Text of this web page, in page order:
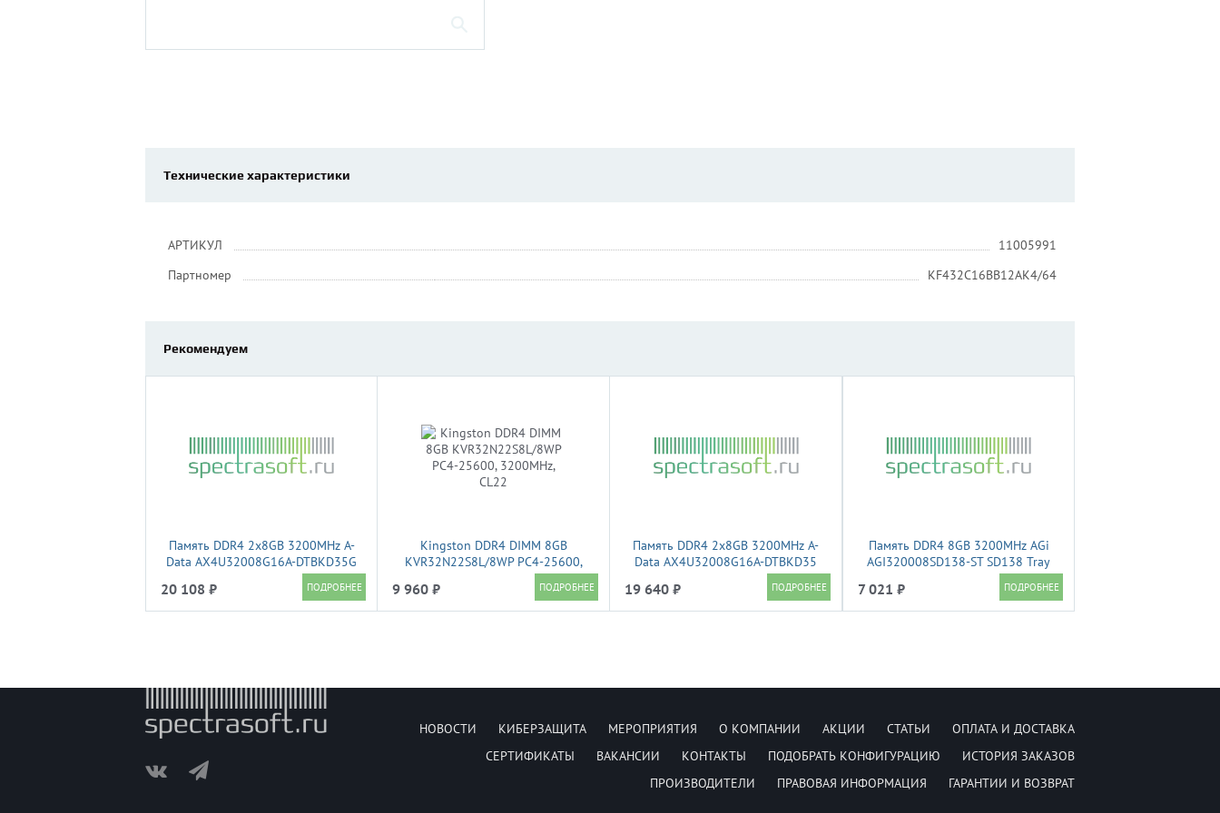
Технические характеристики
АРТИКУЛ
11005991
Партномер
KF432C16BB12AK4/64
Рекомендуем
Память DDR4 2x8GB 3200MHz A-
Data AX4U32008G16A-DTBKD35G
XPG Spectrix D35G RTL PC4-25600
CL16 DIMM 288-pin 1.35В single
rank Ret
20 108 ₽
Kingston DDR4 DIMM 8GB
KVR32N22S8L/8WP PC4-25600,
3200MHz, CL22
9 960 ₽
Память DDR4 2x8GB 3200MHz A-
Data AX4U32008G16A-DTBKD35
XPG Gammix D35 RTL PC4-25600
CL16 DIMM 288-pin 1.35В single
rank Ret
19 640 ₽
Память DDR4 8GB 3200MHz AGi
AGI320008SD138-ST SD138 Tray
PC4-25600 CL22 SO-DIMM 260-pin
7 021 ₽
НОВОСТИ КИБЕРЗАЩИТА МЕРОПРИЯТИЯ О КОМПАНИИ АКЦИИ СТАТЬИ
ОПЛАТА И ДОСТАВКА
СЕРТИФИКАТЫ
ВАКАНСИИ КОНТАКТЫ ПОДОБРАТЬ КОНФИГУРАЦИЮ
ИСТОРИЯ ЗАКАЗОВ
ПРОИЗВОДИТЕЛИ
ПРАВОВАЯ ИНФОРМАЦИЯ ГАРАНТИИ И ВОЗВРАТ